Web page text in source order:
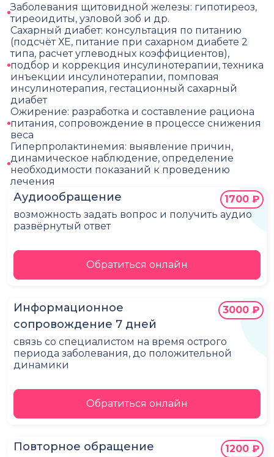
Аудиообращение
возможность задать вопрос и получить аудио
развёрнутый ответ
1700 ₽
Обратиться онлайн
Информационное
сопровождение 7 дней
связь со специалистом на время острого
периода заболевания, до положительной
динамики
3000 ₽
Обратиться онлайн
Повторное обращение 1200 ₽
Заболевания щитовидной железы: гипотиреоз,
тиреоидиты, узловой зоб и др.
Сахарный диабет: консультация по питанию
(подсчёт ХЕ, питание при сахарном диабете 2
типа, расчет углеводных коэффициентов),
подбор и коррекция инсулинотерапии, техника
инъекции инсулинотерапии, помповая
инсулинотерапия, гестационный сахарный
диабет
Ожирение: разработка и составление рациона
питания, сопровождение в процессе снижения
веса
Гиперпролактинемия: выявление причин,
динамическое наблюдение, определение
необходимости показаний к проведению
лечения